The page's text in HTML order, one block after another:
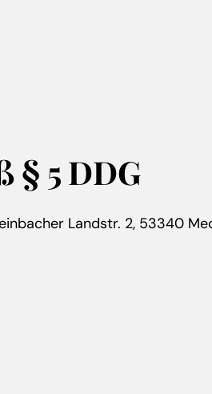
§ 5 DDG
Landstr. 2, 53340